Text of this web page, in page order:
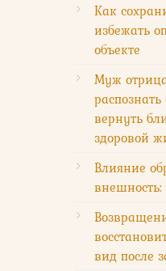
Как
избежать
объекте
Муж
вернуть
здоровой
Влияние
внешность:
вид после